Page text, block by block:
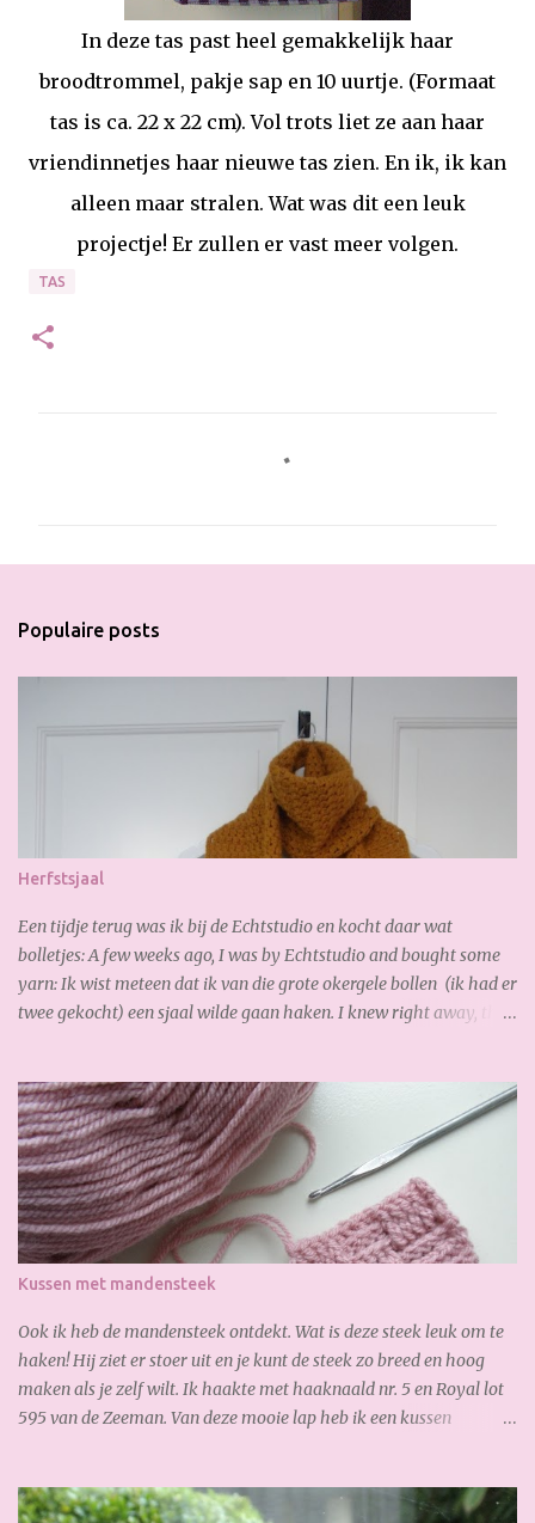
In deze tas past heel gemakkelijk haar
broodtrommel, pakje sap en 10 uurtje. (Formaat
tas is ca. 22 x 22 cm). Vol trots liet ze aan haar
vriendinnetjes haar nieuwe tas zien. En ik, ik kan
alleen maar stralen. Wat was dit een leuk
projectje! Er zullen er vast meer volgen.
TAS
s
Populaire posts
Herfstsjaal
Een tijdje terug was ik bij de Echtstudio en kocht daar wat
bolletjes: A few weeks ago, I was by Echtstudio and bought some
yarn: Ik wist meteen dat ik van die grote okergele bollen (ik had er
twee gekocht) een sjaal wilde gaan haken. I knew right away, that
snel bij. De volgende dag had ik de nieuwe bollen al weer binnen,
zo fijn! Soon I noticed that I had too short, so I ordered online
quickly. The next day I received the new yarn already. Gisteren
legde ik de laatste hand aan mijn sjaal. Zoooo blij mee!!! Heerlijk
zacht en warm. Yesterday I finished my scarf. I like it very much!
So soft and warm. A lovely autumn scarf! Wil jij ook deze sjaal
maken? Je hebt nodig: 3,5 bol Special Stylecraft double knit 100 gr.
Kussen met mandensteek
Ook ik heb de mandensteek ontdekt. Wat is deze steek leuk om te
haken! Hij ziet er stoer uit en je kunt de steek zo breed en hoog
maken als je zelf wilt. Ik haakte met haaknaald nr. 5 en Royal lot
595 van de Zeeman. Van deze mooie lap heb ik een kussen
Geniet van het weekend!